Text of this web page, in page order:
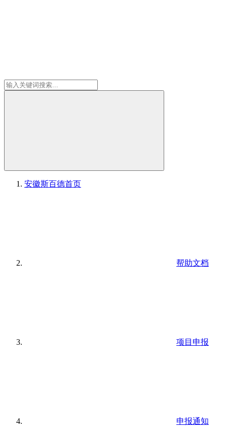
安徽斯百德首页
帮助文档
项目申报
申报通知